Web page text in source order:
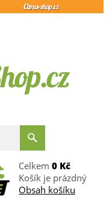
Celkem 0 Kč
Košík je prázdný
Obsah košíku